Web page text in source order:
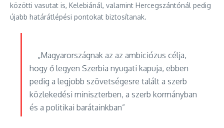
közötti vasutat is, Kelebiánál, valamint Hercegszántónál pedig
újabb határátlépési pontokat biztosítanak.
„Magyarországnak az az ambiciózus célja,
hogy ő legyen Szerbia nyugati kapuja, ebben
pedig a legjobb szövetségesre talált a szerb
közlekedési miniszterben, a szerb kormányban
és a politikai barátainkban”